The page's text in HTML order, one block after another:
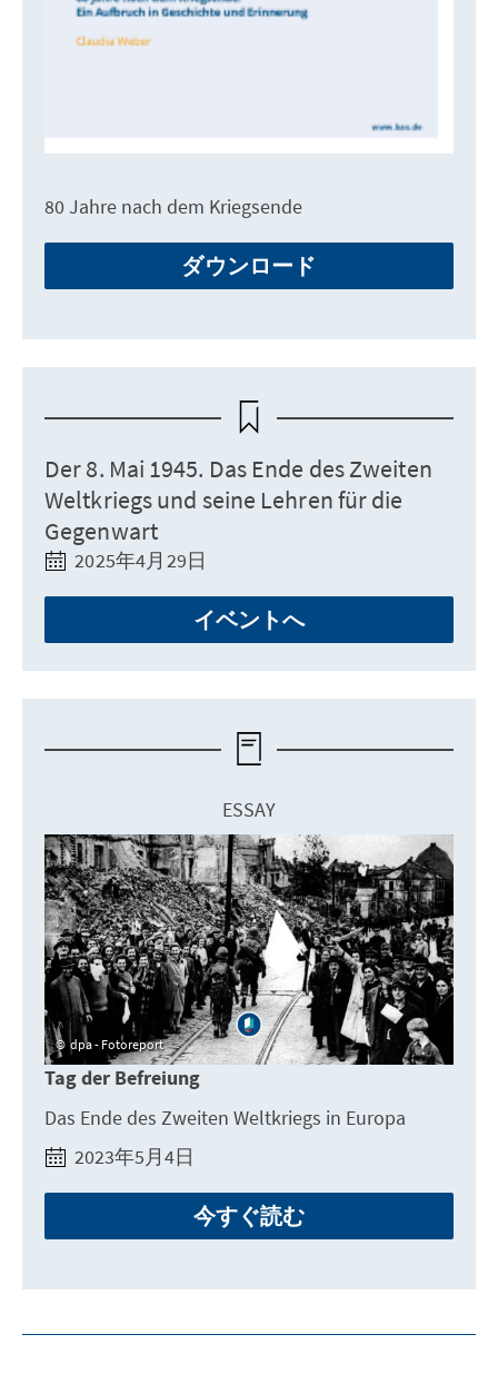
80 Jahre nach dem Kriegsende
ダウンロード
Der 8. Mai 1945. Das Ende des Zweiten
Weltkriegs und seine Lehren für die
Gegenwart
2025年4月29日
イベントへ
ESSAY
dpa - Fotoreport
Tag der Befreiung
Das Ende des Zweiten Weltkriegs in Europa
2023年5月4日
今すぐ読む